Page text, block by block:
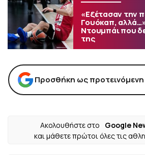
«Εξέτασαν την
Γουόκαπ,
Ντουμπάι που
της
Προσθήκη ως
Ακολουθήστε στο
Google
και μάθετε πρώτοι όλες τις